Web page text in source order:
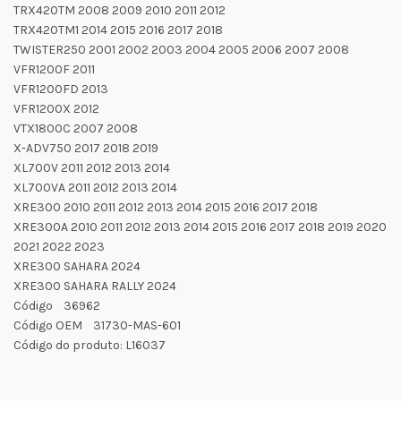
TRX420TM 2008 2009 2010 2011 2012
TRX420TM1 2014 2015 2016 2017 2018
TWISTER250 2001 2002 2003 2004 2005 2006 2007 2008
VFR1200F 2011
VFR1200FD 2013
VFR1200X 2012
VTX1800C 2007 2008
X-ADV750 2017 2018 2019
XL700V 2011 2012 2013 2014
XL700VA 2011 2012 2013 2014
XRE300 2010 2011 2012 2013 2014 2015 2016 2017 2018
XRE300A 2010 2011 2012 2013 2014 2015 2016 2017 2018 2019 2020
2021 2022 2023
XRE300 SAHARA 2024
XRE300 SAHARA RALLY 2024
Código 36962
Código OEM 31730-MAS-601
Código do produto: L16037